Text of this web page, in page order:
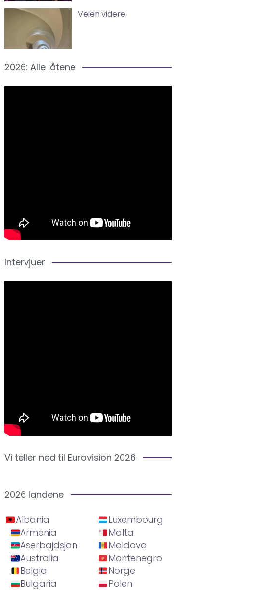
Veien videre
2026: Alle låtene
Intervjuer
Vi teller ned til Eurovision 2026
2026 landene
Albania
Armenia
Aserbajdsjan
Australia
Belgia
Bulgaria
Luxembourg
Malta
Moldova
Montenegro
Norge
Polen